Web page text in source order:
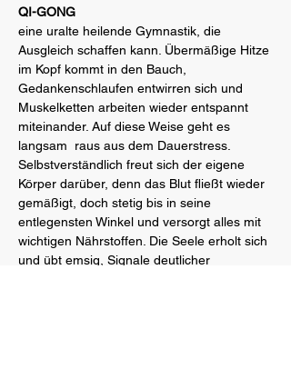
QI-GONG
eine uralte heilende Gymnastik, die
Ausgleich schaffen kann. Übermäßige Hitze
im Kopf kommt in den Bauch,
Gedankenschlaufen entwirren sich und
Muskelketten arbeiten wieder entspannt
miteinander. Auf diese Weise geht es
langsam  raus aus dem Dauerstress.
Selbstverständlich freut sich der eigene
Körper darüber, denn das Blut fließt wieder
gemäßigt, doch stetig bis in seine
entlegensten Winkel und versorgt alles mit
wichtigen Nährstoffen. Die Seele erholt sich
und übt emsig, Signale deutlicher